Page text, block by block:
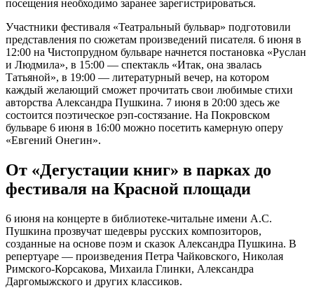
посещения необходимо заранее зарегистрироваться.
Участники фестиваля «Театральный бульвар» подготовили
представления по сюжетам произведений писателя. 6 июня в
12:00 на Чистопрудном бульваре начнется постановка «Руслан
и Людмила», в 15:00 — спектакль «Итак, она звалась
Татьяной», в 19:00 — литературный вечер, на котором
каждый желающий сможет прочитать свои любимые стихи
авторства Александра Пушкина. 7 июня в 20:00 здесь же
состоится поэтическое рэп-состязание. На Покровском
бульваре 6 июня в 16:00 можно посетить камерную оперу
«Евгений Онегин».
От «Дегустации книг» в парках до
фестиваля на Красной площади
6 июня на концерте в библиотеке-читальне имени А.С.
Пушкина прозвучат шедевры русских композиторов,
созданные на основе поэм и сказок Александра Пушкина. В
репертуаре — произведения Петра Чайковского, Николая
Римского-Корсакова, Михаила Глинки, Александра
Даргомыжского и других классиков.